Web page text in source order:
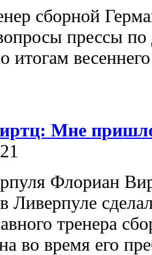
сборной
прессы
итогам
Мне
Флориан
Ливерпуле
тренера
во время его